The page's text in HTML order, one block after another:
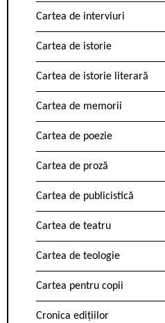
Cartea de interviuri
Cartea de istorie
Cartea de istorie literară
Cartea de memorii
Cartea de poezie
Cartea de proză
Cartea de publicistică
Cartea de teatru
Cartea de teologie
Cartea pentru copii
Cronica edițiilor